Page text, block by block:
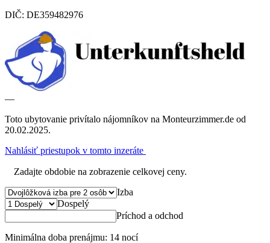
DIČ: DE359482976
—
Toto ubytovanie privítalo nájomníkov na Monteurzimmer.de od
20.02.2025.
Nahlásiť priestupok v tomto inzeráte
Zadajte obdobie na zobrazenie celkovej ceny.
Izba
Dospelý
Príchod a odchod
Minimálna doba prenájmu: 14 nocí